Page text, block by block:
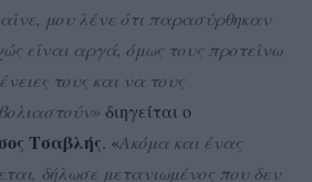
μου λένε ότι παρασύρθηκαν
είναι αργά, όμως τους προτείνω
τους και να τους
διηγείται ο
Τσαβλής. «Ακόμα και ένας
δήλωσε μετανιωμένος που δεν